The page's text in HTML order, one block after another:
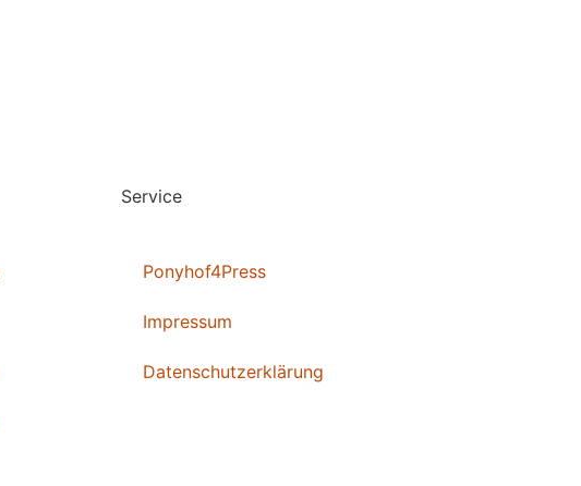
Service
Ponyhof4Press
Impressum
Datenschutzerklärung